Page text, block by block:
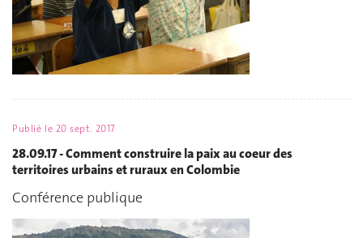
Publié le 20 sept. 2017
28.09.17 - Comment construire la paix au coeur des
territoires urbains et ruraux en Colombie
Conférence publique